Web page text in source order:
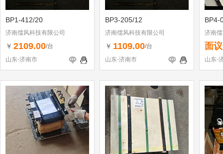
BP1-412/20
济南儒风科技有限公司
￥ 2109.00/台
山东-济南市
BP3-205/12
济南儒风科技有限公司
￥ 1109.00/台
山东-济南市
BP4-
济南
面议
山东-